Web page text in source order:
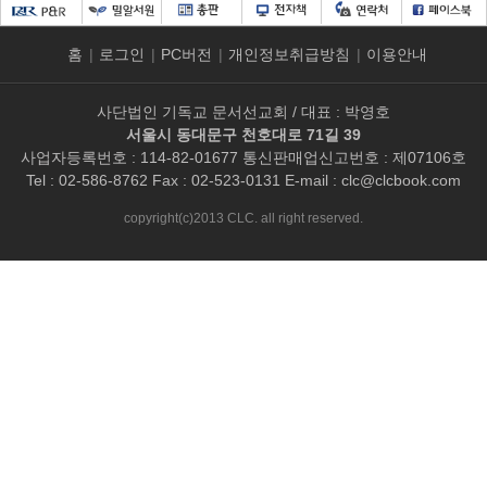
홈 | 로그인 | PC버전 | 개인정보취급방침 | 이용안내
사단법인 기독교 문서선교회 / 대표 : 박영호
서울시 동대문구 천호대로 71길 39
사업자등록번호 : 114-82-01677 통신판매업신고번호 : 제07106호
Tel : 02-586-8762 Fax : 02-523-0131 E-mail : clc@clcbook.com
copyright(c)2013 CLC. all right reserved.